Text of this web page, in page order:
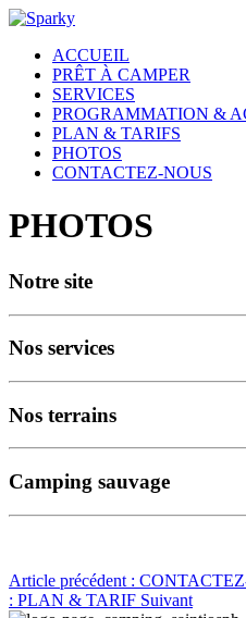
ACCUEIL
PRÊT À CAMPER
SERVICES
PROGRAMMATION &
PLAN & TARIFS
PHOTOS
CONTACTEZ-NOUS
PHOTOS
Notre site
Nos services
Nos terrains
Camping sauvage
Article précédent :
: PLAN & TARIF Suivant